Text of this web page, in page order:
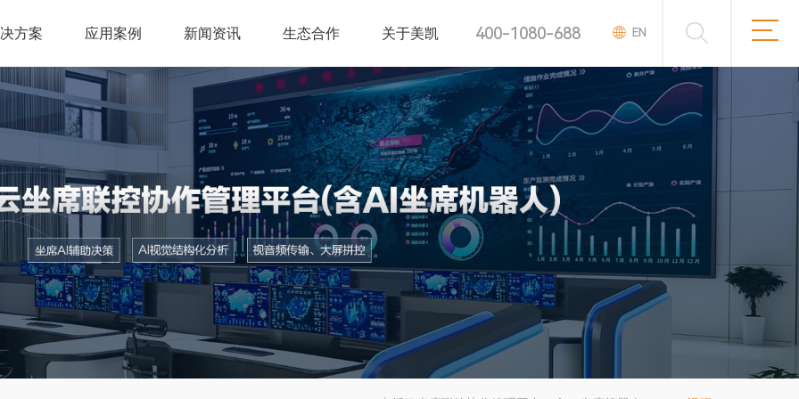
方案 应用案例 新闻资讯 生态合作 关于美凯 400-1080-688 EN